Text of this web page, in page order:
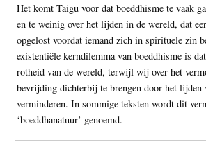
Het komt Taigu voor dat boeddhisme te vaak
en te weinig over het lijden in de wereld, dat
opgelost voordat iemand zich in spirituele zin
existentiële kerndilemma van boeddhisme is
rotheid van de wereld, terwijl wij over het
bevrijding dichterbij te brengen door het lijden
verminderen. In sommige teksten wordt dit
‘boeddhanatuur’ genoemd.